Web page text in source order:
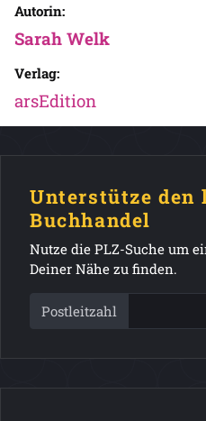
Autorin:
Sarah Welk
Verlag:
arsEdition
Unterstütze den
Buchhandel
Nutze die PLZ-Suche um
Deiner Nähe zu finden.
Postleitzahl